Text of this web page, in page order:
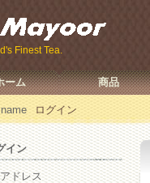
Finest Tea.
ーム 商品
ログイン
イン
ドレス